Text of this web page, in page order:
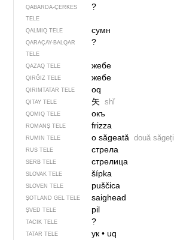
QABARDA-ÇERKES
TELE
?
QALMIQ TELE сумн
QARAÇAY-BALQAR
TELE
?
QAZAQ TELE жебе
QIRĞIZ TELE жебе
QIRIMTATAR TELE oq
QITAY TELE 矢 shǐ
QOMIQ TELE окъ
ROMANŞ TELE frizza
RUMIN TELE o săgeată două săgeți
RUS TELE стрела
SERB TELE стрелица
SLOVAK TELE šípka
SLOVEN TELE puščica
ŞOTLAND GEL TELE saighead
ŞVED TELE pil
TACIK TELE ?
TATAR TELE ук• uq